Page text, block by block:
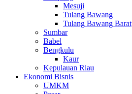
Mesuji
Tulang Bawang
Tulang Bawang Barat
Sumbar
Babel
Bengkulu
Kaur
Kepulauan Riau
Ekonomi Bisnis
UMKM